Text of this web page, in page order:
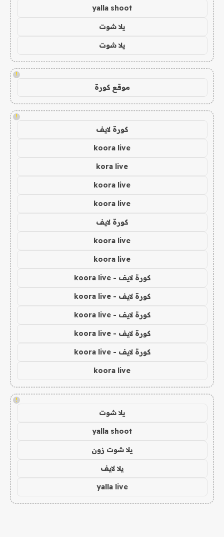
yalla shoot
يلا شوت
يلا شوت
!
موقع كورة
!
كورة لايف
koora live
kora live
koora live
koora live
كورة لايف
koora live
koora live
كورة لايف - koora live
كورة لايف - koora live
كورة لايف - koora live
كورة لايف - koora live
كورة لايف - koora live
koora live
!
يلا شوت
yalla shoot
يلا شوت زون
يلا لايف
yalla live